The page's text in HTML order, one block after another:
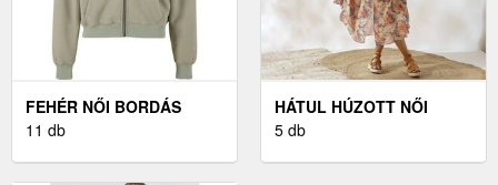
FEHÉR NŐI BORDÁS
FELSŐ ZSEBBEL
11 db
HÁTUL HÚZOTT NŐI
RUHA - NŐI
5 db